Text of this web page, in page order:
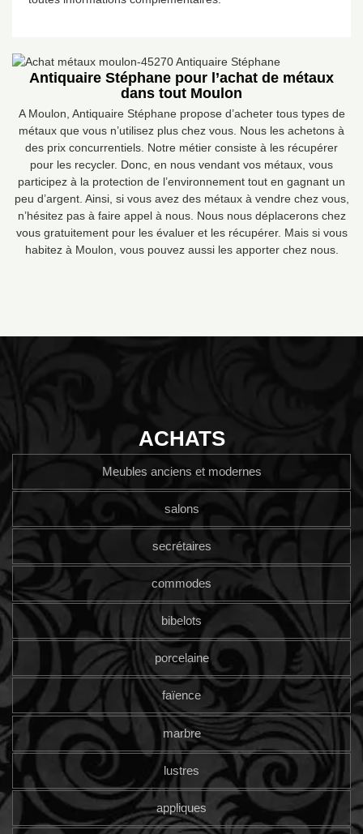
Antiquaire Stéphane pour l’achat de métaux
dans tout Moulon
A Moulon, Antiquaire Stéphane propose d’acheter tous types de
métaux que vous n’utilisez plus chez vous. Nous les achetons à
des prix concurrentiels. Notre métier consiste à les récupérer
pour les recycler. Donc, en nous vendant vos métaux, vous
participez à la protection de l’environnement tout en gagnant un
peu d’argent. Ainsi, si vous avez des métaux à vendre chez vous,
n’hésitez pas à faire appel à nous. Nous nous déplacerons chez
vous gratuitement pour les évaluer et les récupérer. Mais si vous
habitez à Moulon, vous pouvez aussi les apporter chez nous.
ACHATS
Meubles anciens et modernes
salons
secrétaires
commodes
bibelots
porcelaine
faïence
marbre
lustres
appliques